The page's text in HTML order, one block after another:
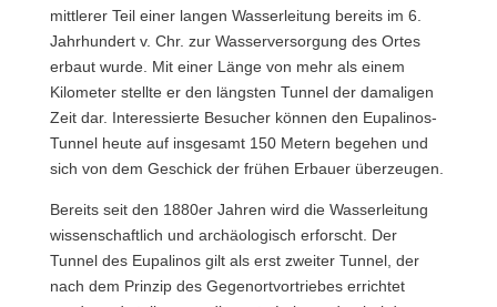
mittlerer Teil einer langen Wasserleitung bereits im 6.
Jahrhundert v. Chr. zur Wasserversorgung des Ortes
erbaut wurde. Mit einer Länge von mehr als einem
Kilometer stellte er den längsten Tunnel der damaligen
Zeit dar. Interessierte Besucher können den Eupalinos-
Tunnel heute auf insgesamt 150 Metern begehen und
sich von dem Geschick der frühen Erbauer überzeugen.
Bereits seit den 1880er Jahren wird die Wasserleitung
wissenschaftlich und archäologisch erforscht. Der
Tunnel des Eupalinos gilt als erst zweiter Tunnel, der
nach dem Prinzip des Gegenortvortriebes errichtet